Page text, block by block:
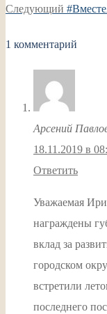
по
запись:
Следующий
1 комментарий
Арсений
18.11.2019 в
Ответить
Уважаемая
награждены
вклад за
городском
встретили
последнего